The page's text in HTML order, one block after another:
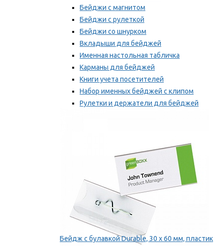
Бейджи с магнитом
Бейджи с рулеткой
Бейджи со шнурком
Вкладыши для бейджей
Именная настольная табличка
Карманы для бейджей
Книги учета посетителей
Набор именных бейджей с клипом
Рулетки и держатели для бейджей
Бейдж с булавкой Durable, 30 х 60 мм, пластик